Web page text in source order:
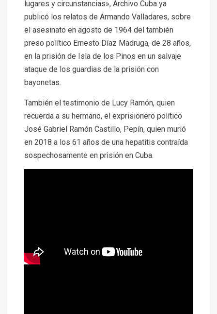
lugares y circunstancias», Archivo Cuba ya
publicó los relatos de Armando Valladares, sobre
el asesinato en agosto de 1964 del también
preso político Ernesto Díaz Madruga, de 28 años,
en la prisión de Isla de los Pinos en un salvaje
ataque de los guardias de la prisión con
bayonetas.
También el testimonio de Lucy Ramón, quien
recuerda a su hermano, el exprisionero político
José Gabriel Ramón Castillo, Pepín, quien murió
en 2018 a los 61 años de una hepatitis contraída
sospechosamente en prisión en Cuba.